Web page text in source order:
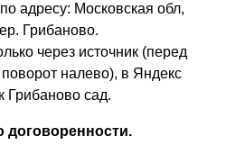
адресу: Московская обл,
Грибаново.
через источник (перед
налево), в Яндекс
Грибаново сад.
договоренности.